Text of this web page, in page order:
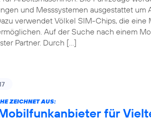
und Messsystemen ausgestattet um
verwendet Völkel SIM-Chips, die
Auf der Suche nach einem
Partner. Durch […]
ZEICHNET AUS:
für